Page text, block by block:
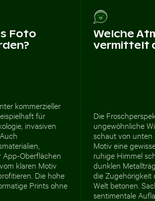
Foto
kommerzieller
für
invasiven
App-Oberflächen
klaren Motiv
Die hohe
Prints ohne
Welche
vermittelt
Die
ungewöhnliche
schaut von unten
Motiv eine
ruhige Himmel
dunklen
die Zugehörigkeit
Welt betonen.
sentimentale